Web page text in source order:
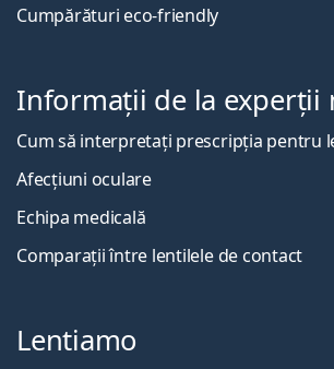
Cumpărături eco-friendly
Informații de la experții
Cum să interpretați prescripția pentru
Afecțiuni oculare
Echipa medicală
Comparații între lentilele de contact
Lentiamo